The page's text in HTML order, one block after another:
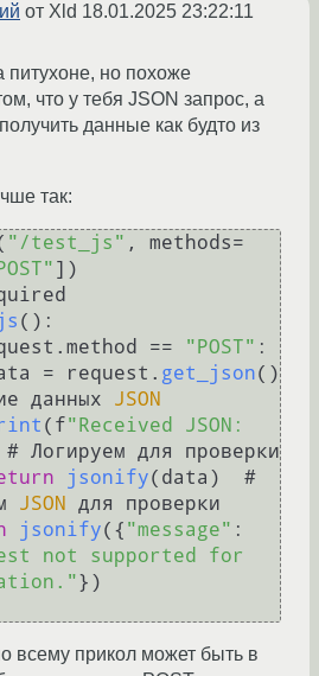
от Xld 18.01.2025 23:22:11
но похоже
что у тебя JSON запрос, а
данные как будто из
так:
"/test_js" , methods=
])
():
method == "POST" :
data = request.
get_json()
данных JSON
(f"Received JSON:
Логируем для проверки
jsonify(data)  #
JSON
для проверки
jsonify({ "message"
not supported for
})
всему прикол может быть в